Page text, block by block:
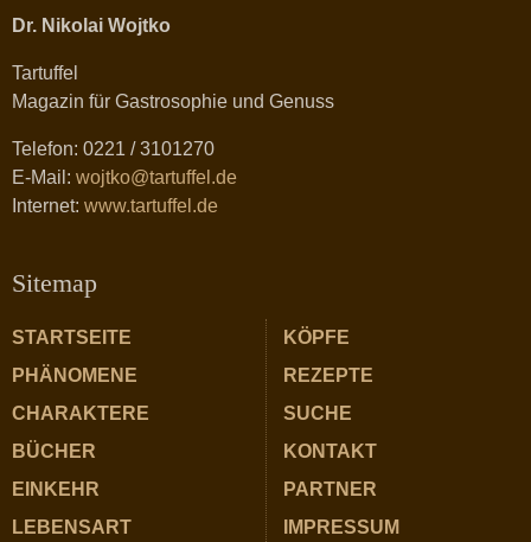
Dr. Nikolai Wojtko
Tartuffel
Magazin für Gastrosophie und Genuss
Telefon: 0221 / 3101270
E-Mail: wojtko@tartuffel.de
Internet: www.tartuffel.de
Sitemap
STARTSEITE
PHÄNOMENE
CHARAKTERE
BÜCHER
EINKEHR
LEBENSART
KÖPFE
REZEPTE
SUCHE
KONTAKT
PARTNER
IMPRESSUM